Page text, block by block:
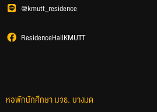
@kmutt_residence
ResidenceHallKMUTT
หอพักนักศึกษา มจธ. บางมด